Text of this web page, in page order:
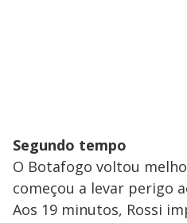
Segundo tempo
O Botafogo voltou
começou a levar perigo
Aos 19 minutos, Rossi